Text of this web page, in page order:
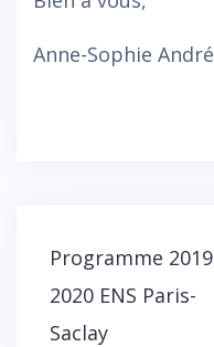
Anne-Sophie André
Navigation
l’article
Programme
2020 ENS Paris-
Saclay